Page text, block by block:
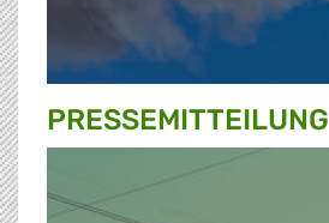
PRESSE­MITTEILUNG